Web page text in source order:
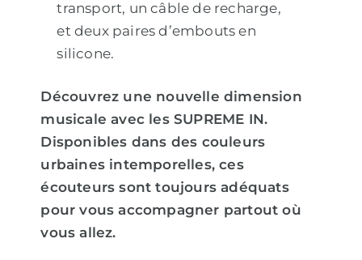
transport, un câble de recharge,
et deux paires d’embouts en
silicone.
Découvrez une nouvelle dimension
musicale avec les SUPREME IN.
Disponibles dans des couleurs
urbaines intemporelles, ces
écouteurs sont toujours adéquats
pour vous accompagner partout où
vous allez.